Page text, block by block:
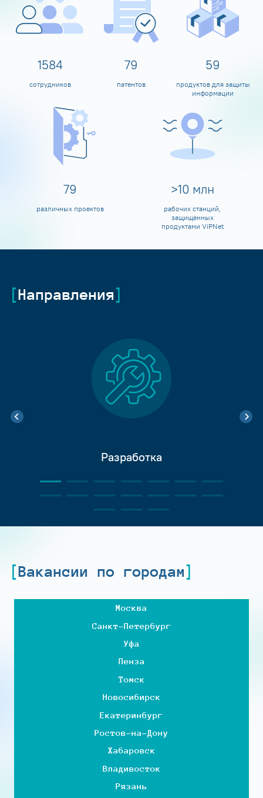
1600
сотрудников
80
патентов
60
продуктов для защиты
информации
80
различных проектов
>10 млн
рабочих станций,
защищенных
продуктами ViPNet
Направления
Разработка
Вакансии по городам
Москва
Санкт-Петербург
Уфа
Пенза
Томск
Новосибирск
Екатеринбург
Ростов-на-Дону
Хабаровск
Владивосток
Рязань